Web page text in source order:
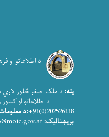
د اطلاعاتو او
پته: د ملک اصغر څلور لاري
د اطلاعاتو او کلتور
202526338(0)93+
:د
بریښنالیک: